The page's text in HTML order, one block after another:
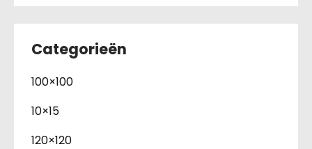
Categorieën
100×100
10×15
120×120